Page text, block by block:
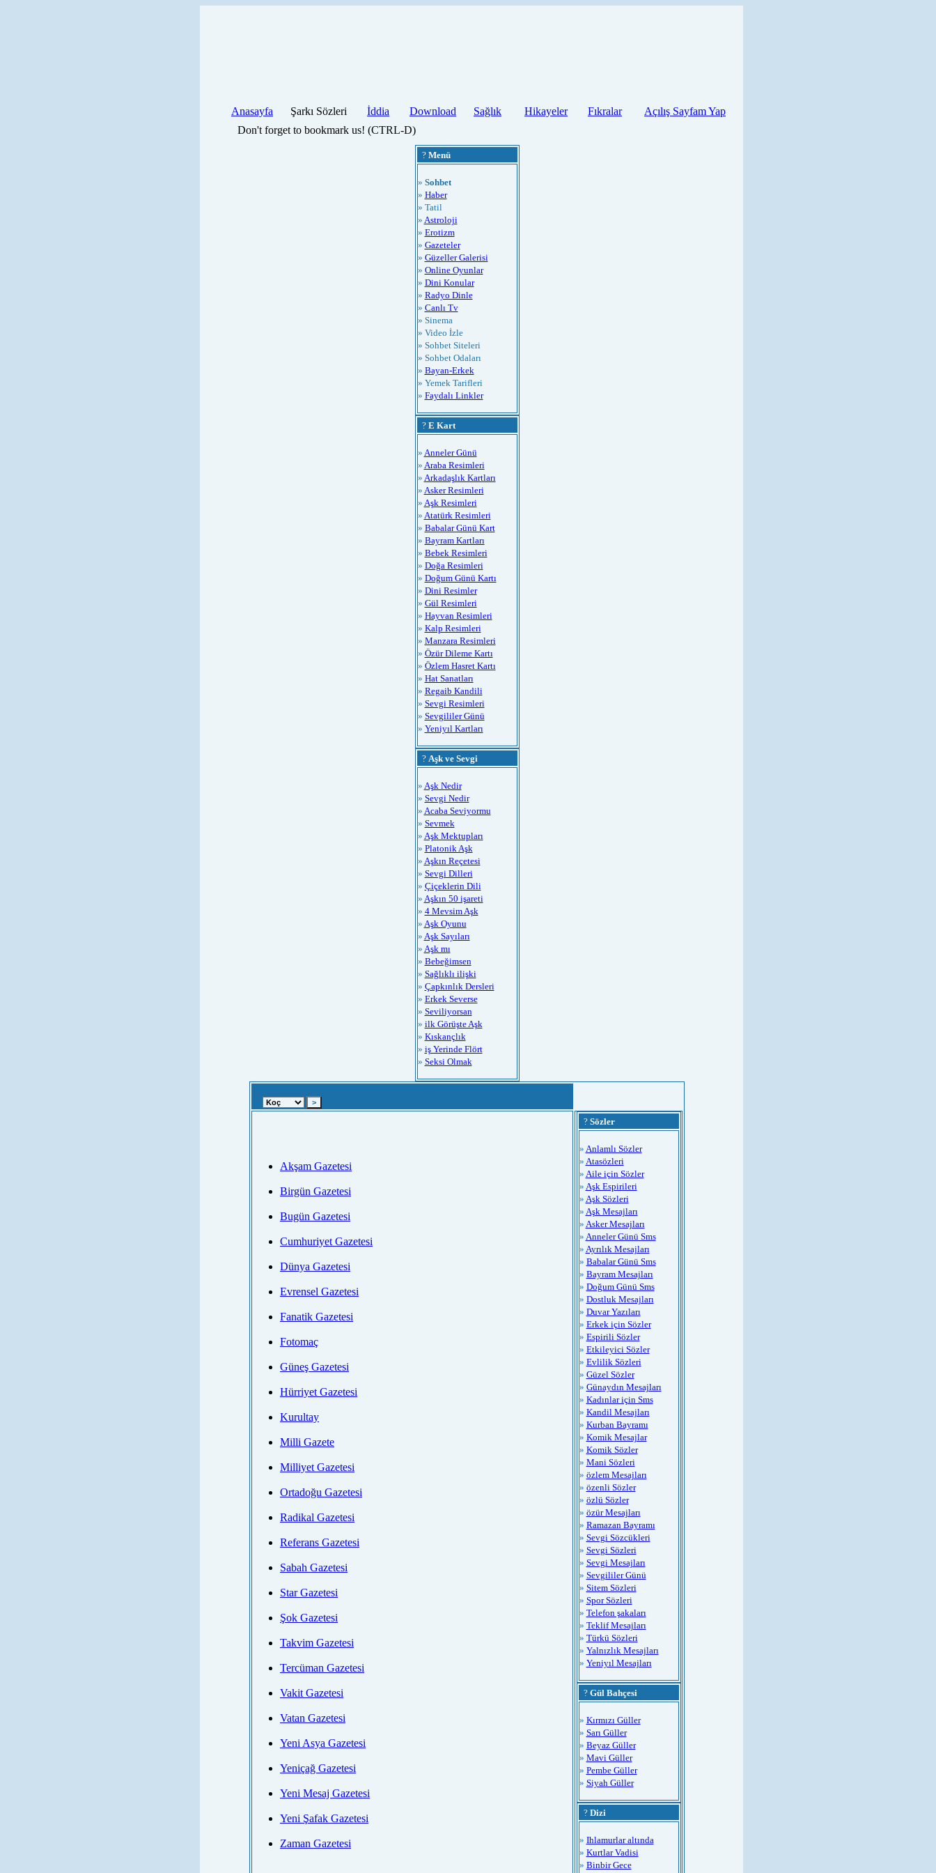
Anasayfa Şarkı Sözleri İddia Download Sağlık Hikayeler Fıkralar
Açılış Sayfam Yap
Don't forget to bookmark us! (CTRL-D)
? Menü
» Sohbet
» Haber
» Tatil
» Astroloji
» Erotizm
» Gazeteler
» Güzeller Galerisi
» Online Oyunlar
» Dini Konular
» Radyo Dinle
» Canlı Tv
» Sinema
» Video İzle
» Sohbet Siteleri
» Sohbet Odaları
» Bayan-Erkek
» Yemek Tarifleri
» Faydalı Linkler
? E Kart
» Anneler Günü
» Araba Resimleri
» Arkadaşlık Kartları
» Asker Resimleri
» Aşk Resimleri
» Atatürk Resimleri
» Babalar Günü Kart
» Bayram Kartları
» Bebek Resimleri
» Doğa Resimleri
» Doğum Günü Kartı
» Dini Resimler
» Gül Resimleri
» Hayvan Resimleri
» Kalp Resimleri
» Manzara Resimleri
» Özür Dileme Kartı
» Özlem Hasret Kartı
» Hat Sanatları
» Regaib Kandili
» Sevgi Resimleri
» Sevgililer Günü
» Yeniyıl Kartları
? Aşk ve Sevgi
» Aşk Nedir
» Sevgi Nedir
» Acaba Seviyormu
» Sevmek
» Aşk Mektupları
» Platonik Aşk
» Aşkın Reçetesi
» Sevgi Dilleri
» Çiçeklerin Dili
» Aşkın 50 işareti
» 4 Mevsim Aşk
» Aşk Oyunu
» Aşk Sayıları
» Aşk mı
» Bebeğimsen
» Sağlıklı ilişki
» Çapkınlık Dersleri
» Erkek Severse
» Seviliyorsan
» ilk Görüşte Aşk
» Kıskançlık
» iş Yerinde Flört
» Seksi Olmak
Akşam Gazetesi
Birgün Gazetesi
Bugün Gazetesi
Cumhuriyet Gazetesi
Dünya Gazetesi
Evrensel Gazetesi
Fanatik Gazetesi
Fotomaç
Güneş Gazetesi
Hürriyet Gazetesi
Kurultay
Milli Gazete
Milliyet Gazetesi
Ortadoğu Gazetesi
Radikal Gazetesi
Referans Gazetesi
Sabah Gazetesi
Star Gazetesi
Şok Gazetesi
Takvim Gazetesi
Tercüman Gazetesi
Vakit Gazetesi
Vatan Gazetesi
Yeni Asya Gazetesi
Yeniçağ Gazetesi
Yeni Mesaj Gazetesi
Yeni Şafak Gazetesi
Zaman Gazetesi
? Sözler
» Anlamlı Sözler
» Atasözleri
» Aile için Sözler
» Aşk Espirileri
» Aşk Sözleri
» Aşk Mesajları
» Asker Mesajları
» Anneler Günü Sms
» Ayrılık Mesajları
» Babalar Günü Sms
» Bayram Mesajları
» Doğum Günü Sms
» Dostluk Mesajları
» Duvar Yazıları
» Erkek için Sözler
» Espirili Sözler
» Etkileyici Sözler
» Evlilik Sözleri
» Güzel Sözler
» Günaydın Mesajları
» Kadınlar için Sms
» Kandil Mesajları
» Kurban Bayramı
» Komik Mesajlar
» Komik Sözler
» Mani Sözleri
» özlem Mesajları
» özenli Sözler
» özlü Sözler
» özür Mesajları
» Ramazan Bayramı
» Sevgi Sözcükleri
» Sevgi Sözleri
» Sevgi Mesajları
» Sevgililer Günü
» Sitem Sözleri
» Spor Sözleri
» Telefon şakaları
» Teklif Mesajları
» Türkü Sözleri
» Yalnızlık Mesajları
» Yeniyıl Mesajları
? Gül Bahçesi
» Kırmızı Güller
» Sarı Güller
» Beyaz Güller
» Mavi Güller
» Pembe Güller
» Siyah Güller
? Dizi
» Ihlamurlar altında
» Kurtlar Vadisi
» Binbir Gece